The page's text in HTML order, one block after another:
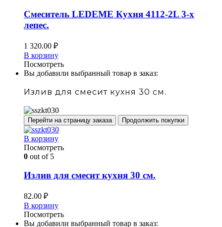
Смеситель LEDEME Кухня 4112-2L 3-х
лепес.
1 320.00 ₽
В корзину
Посмотреть
Вы добавили выбранный товар в заказ:
Излив для смесит кухня 30 см.
Перейти на страницу заказа Продолжить покупки
В корзину
Посмотреть
0 out of 5
Излив для смесит кухня 30 см.
82.00 ₽
В корзину
Посмотреть
Вы добавили выбранный товар в заказ: